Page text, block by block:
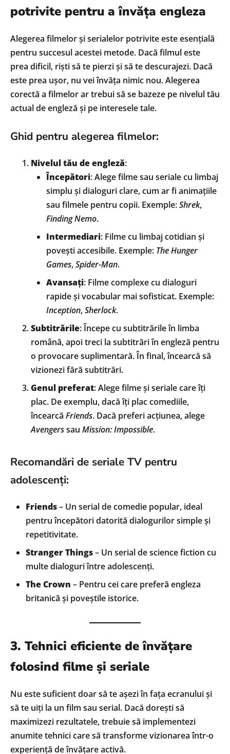
potrivite pentru a învăța engleza
Alegerea filmelor și serialelor potrivite este esențială
pentru succesul acestei metode. Dacă filmul este
prea dificil, riști să te pierzi și să te descurajezi. Dacă
este prea ușor, nu vei învăța nimic nou. Alegerea
corectă a filmelor ar trebui să se bazeze pe nivelul tău
actual de engleză și pe interesele tale.
Ghid pentru alegerea filmelor:
Nivelul tău de engleză:
Începători: Alege filme sau seriale cu limbaj
simplu și dialoguri clare, cum ar fi animațiile
sau filmele pentru copii. Exemple:Shrek,
Finding Nemo.
Intermediari: Filme cu limbaj cotidian și
povești accesibile. Exemple: The Hunger
Games,Spider-Man.
Avansați: Filme complexe cu dialoguri
rapide și vocabular mai sofisticat. Exemple:
Inception,Sherlock.
Subtitrările: Începe cu subtitrările în limba
română, apoi treci la subtitrări în engleză pentru
o provocare suplimentară. În final, încearcă să
vizionezi fără subtitrări.
Genul preferat: Alege filme și seriale care îți
plac. De exemplu, dacă îți plac comediile,
încearcă Friends. Dacă preferi acțiunea, alege
Avengerssau Mission: Impossible.
Recomandări de seriale TV pentru
adolescenți:
Friends– Un serial de comedie popular, ideal
pentru începători datorită dialogurilor simple și
repetitivitate.
Stranger Things– Un serial de science fiction cu
multe dialoguri între adolescenți.
The Crown – Pentru cei care preferă engleza
britanică și poveștile istorice.
3. Tehnici eficiente de învățare
folosind filme și seriale
Nu este suficient doar să te așezi în fața ecranului și
să te uiți la un film sau serial. Dacă dorești să
maximizezi rezultatele, trebuie să implementezi
anumite tehnici care să transforme vizionarea într-o
experiență de învățare activă.